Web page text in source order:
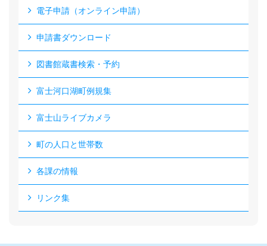
電子申請（オンライン申請）
申請書ダウンロード
図書館蔵書検索・予約
富士河口湖町例規集
富士山ライブカメラ
町の人口と世帯数
各課の情報
リンク集